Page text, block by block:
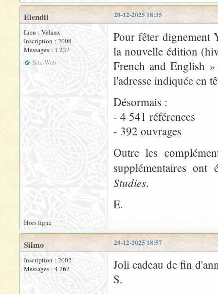
20-12-2025 18:35
Elendil
Lieu : Velaux
Inscription : 2008
Messages : 1 237
Site Web
Pour fêter dignement
la nouvelle édition
French and English
l'adresse indiquée en
Désormais :
- 4 541 références
- 392 ouvrages
Outre les
supplémentaires ont
Studies.
E.
Hors ligne
20-12-2025 18:57
Silmo
Inscription : 2002
Messages : 4 267
Joli cadeau de fin
S.